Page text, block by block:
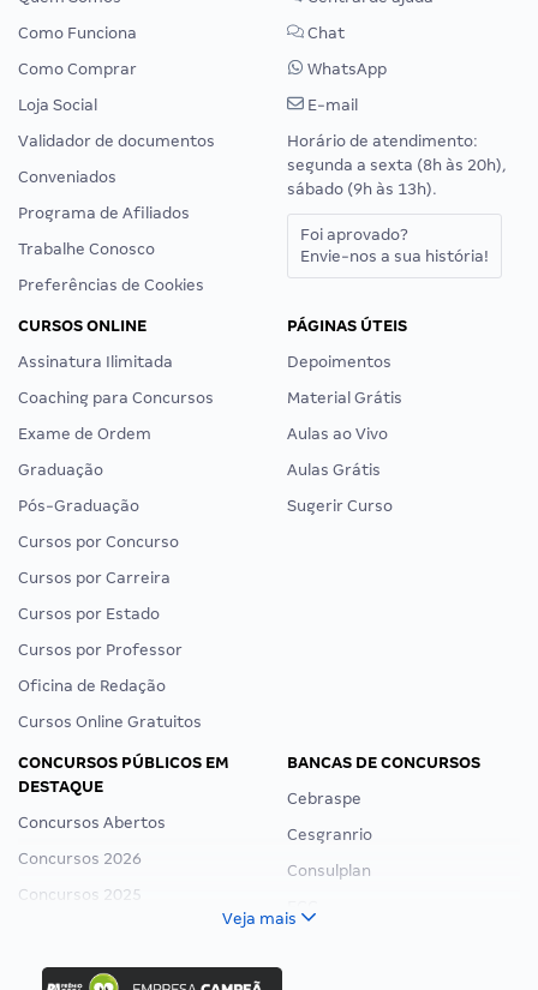
Como Funciona
Como Comprar
Loja Social
Validador de documentos
Conveniados
Programa de Afiliados
Trabalhe Conosco
Preferências de Cookies
Chat
WhatsApp
E-mail
Horário de atendimento:
segunda a sexta (8h às 20h),
sábado (9h às 13h).
Foi aprovado?
Envie-nos a sua história!
CURSOS ONLINE
Assinatura Ilimitada
Coaching para Concursos
Exame de Ordem
Graduação
Pós-Graduação
Cursos por Concurso
Cursos por Carreira
Cursos por Estado
Cursos por Professor
Oficina de Redação
Cursos Online Gratuitos
PÁGINAS ÚTEIS
Depoimentos
Material Grátis
Aulas ao Vivo
Aulas Grátis
Sugerir Curso
CONCURSOS PÚBLICOS EM
DESTAQUE
Concursos Abertos
Concursos 2026
Concursos 2025
Concurso Nacional Unificado
Concurso Ibama
BANCAS DE CONCURSOS
Cebraspe
Cesgranrio
Consulplan
Veja mais